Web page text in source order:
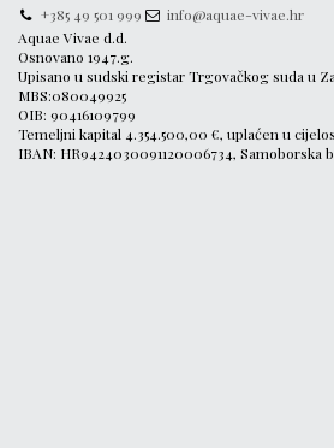
+385 49 501 999
info@aquae-vivae.hr
Aquae Vivae d.d.
Osnovano 1947.g.
Upisano u sudski registar Trgovačkog suda u
MBS:080049925
OIB: 90416109799
Temeljni kapital 4.354.500,00 €, uplaćen u
IBAN: HR9424030091120006734, Samoborska